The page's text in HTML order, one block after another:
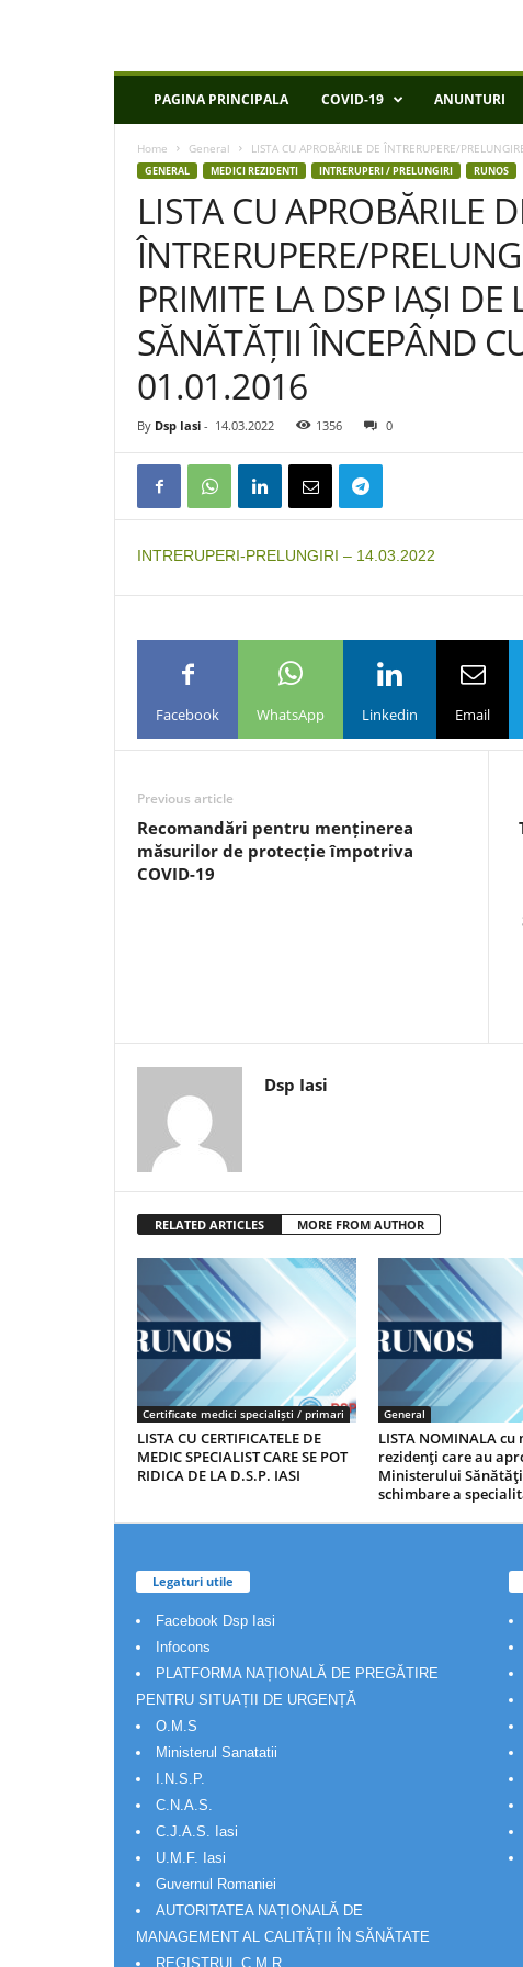
P
PAGINA PRINCIPALA COVID-19 ANUNTURI
Home General LISTA CU APROBĂRILE DE ÎNTRERUPERE/
GENERAL MEDICI REZIDENTI INTRERUPERI / PRELUNGIRI RUNOS
LISTA CU APROBĂRILE
ÎNTRERUPERE/
PRIMITE LA DSP IAȘI DE
SĂNĂTĂȚII ÎNCEPÂND
01.01.2016
By Dsp Iasi - 14.03.2022 1356 0
INTRERUPERI-PRELUNGIRI – 14.03.2022
Facebook WhatsApp Linkedin Email
Previous article
Recomandări pentru menținerea
măsurilor de protecție împotriva
COVID-19
Dsp Iasi
RELATED ARTICLES MORE FROM AUTHOR
Certificate medici specialiști / primari
LISTA CU CERTIFICATELE DE
MEDIC SPECIALIST CARE SE POT
RIDICA DE LA D.S.P. IASI
General
LISTA NOMINALA cu
rezidenţi care au
Ministerului
schimbare a
Legaturi utile
Facebook Dsp Iasi
Infocons
PLATFORMA NAȚIONALĂ DE PREGĂTIRE
PENTRU SITUAȚII DE URGENȚĂ
O.M.S
Ministerul Sanatatii
I.N.S.P.
C.N.A.S.
C.J.A.S. Iasi
U.M.F. Iasi
Guvernul Romaniei
AUTORITATEA NAȚIONALĂ DE
MANAGEMENT AL CALITĂȚII ÎN SĂNĂTATE
REGISTRUL C.M.R.